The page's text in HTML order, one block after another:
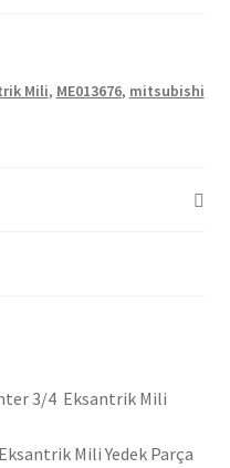
Mili, ME013676, mitsubishi
3/4 Eksantrik Mili
Mili Yedek Parça